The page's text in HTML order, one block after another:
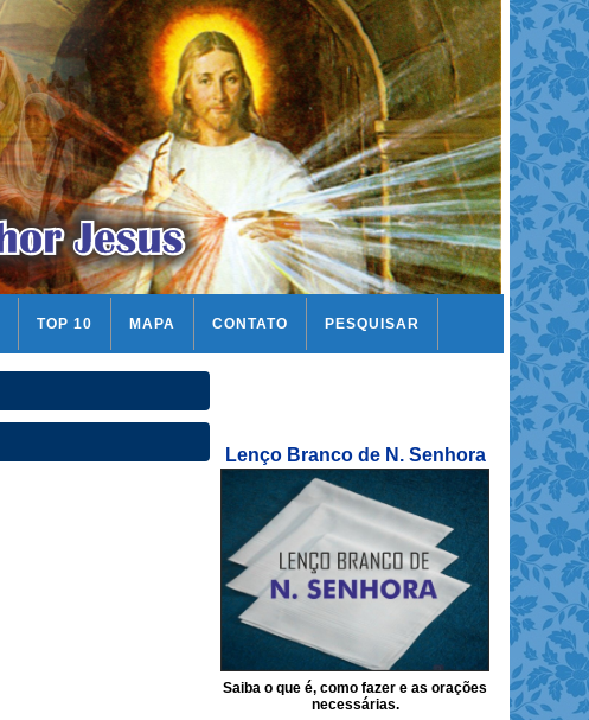
TOP 10 MAPA CONTATO PESQUISAR
Lenço Branco de N. Senhora
Saiba o que é, como fazer e as orações
necessárias.